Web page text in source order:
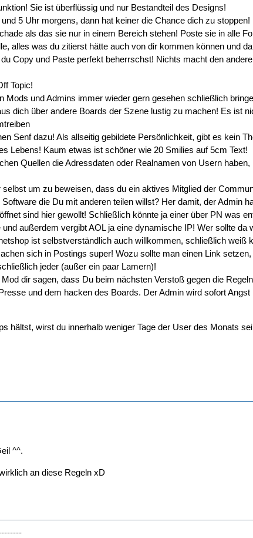
Sie ist überflüssig und nur Bestandteil des Designs!
5 Uhr morgens, dann hat keiner die Chance dich zu stoppen!
als das sie nur in einem Bereich stehen! Poste sie in alle
alles was du zitierst hätte auch von dir kommen können und
Copy und Paste perfekt beherrschst! Nichts macht den
Topic!
Mods und Admins immer wieder gern gesehen schließlich
dich über andere Boards der Szene lustig zu machen! Es ist
Senf dazu! Als allseitig gebildete Persönlichkeit, gibt es kein
Lebens! Kaum etwas ist schöner wie 20 Smilies auf 5cm Text!
Quellen die Adressdaten oder Realnamen von Usern
um zu beweisen, dass du ein aktives Mitglied der
die Du mit anderen teilen willst? Her damit, der Admin
sind hier gewollt! Schließlich könnte ja einer über PN was
außerdem vergibt AOL ja eine dynamische IP! Wer sollte da
ist selbstverständlich auch willkommen, schließlich weiß
sich in Postings super! Wozu sollte man einen Link
jeder (außer ein paar Lamern)!
dir sagen, dass Du beim nächsten Verstoß gegen die
und dem hacken des Boards. Der Admin wird sofort
hältst, wirst du innerhalb weniger Tage der User des Monats
^^.
an diese Regeln xD